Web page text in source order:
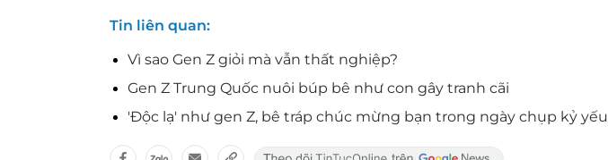
Tin liên quan
Vì sao Gen Z giỏi mà vẫn thất nghiệp?
Gen Z Trung Quốc nuôi búp bê như con gây tranh cãi
'Độc lạ' như gen Z, bê tráp chúc mừng bạn trong ngày chụp kỷ yếu